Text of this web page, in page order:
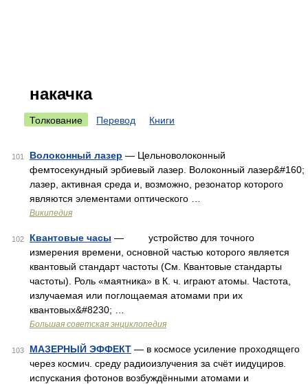
накачка
Толкование Перевод Книги
101 Волоконный лазер — Цельноволоконный
фемтосекундный эрбиевый лазер. Волоконный лазер&#160;
лазер, активная среда и, возможно, резонатор которого
являются элементами оптического …
Википедия
102 Квантовые часы — устройство для точного
измерения времени, основной частью которого является
квантовый стандарт частоты (См. Квантовые стандарты
частоты). Роль «маятника» в К. ч. играют атомы. Частота,
излучаемая или поглощаемая атомами при их
квантовых&#8230; …
Большая советская энциклопедия
103 МАЗЕРНЫЙ ЭФФЕКТ — в космосе усиление проходящего
через космич. среду радиоизлучения за счёт иидуциров.
испускания фотонов возбуждёнными атомами и